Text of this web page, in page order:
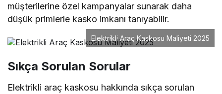
müşterilerine özel kampanyalar sunarak daha
düşük primlerle kasko imkanı tanıyabilir.
Elektrikli Araç Kaskosu Maliyeti 2025
Sıkça Sorulan Sorular
Elektrikli araç kaskosu hakkında sıkça sorulan